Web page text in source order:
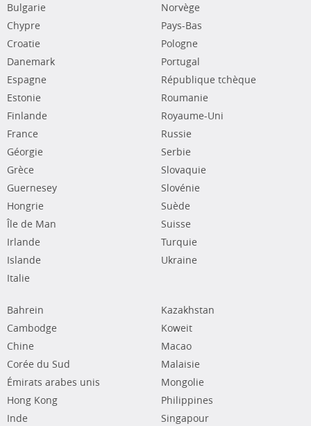
Bulgarie
Chypre
Croatie
Danemark
Espagne
Estonie
Finlande
France
Géorgie
Grèce
Guernesey
Hongrie
Île de Man
Irlande
Islande
Italie
Norvège
Pays-Bas
Pologne
Portugal
République tchèque
Roumanie
Royaume-Uni
Russie
Serbie
Slovaquie
Slovénie
Suède
Suisse
Turquie
Ukraine
Bahrein
Cambodge
Chine
Corée du Sud
Émirats arabes unis
Hong Kong
Inde
Kazakhstan
Koweit
Macao
Malaisie
Mongolie
Philippines
Singapour